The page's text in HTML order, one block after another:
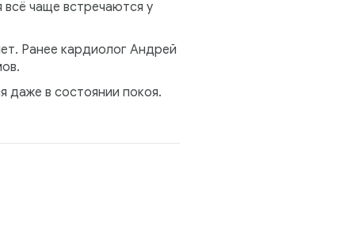
чаще встречаются у
Ранее кардиолог Андрей
даже в состоянии покоя.